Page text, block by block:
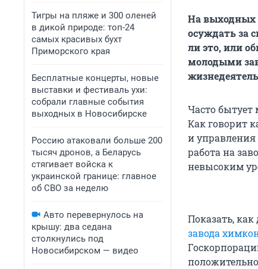
Тигры на пляже и 300 оленей
в дикой природе: топ-24
самых красивых бухт
Приморского края
Бесплатные концерты, новые
выставки и фестиваль ухи:
собрали главные события
выходных в Новосибирске
Россию атаковали больше 200
тысяч дронов, а Беларусь
стягивает войска к
украинской границе: главное
об СВО за неделю
Авто перевернулось на
крышу: два седана
столкнулись под
Новосибирском — видео
На выходных
осуждать за
ли это, или
молодыми
Часто бытует
Как говорит
и управления
работа на
невысоким
Показать,
завода